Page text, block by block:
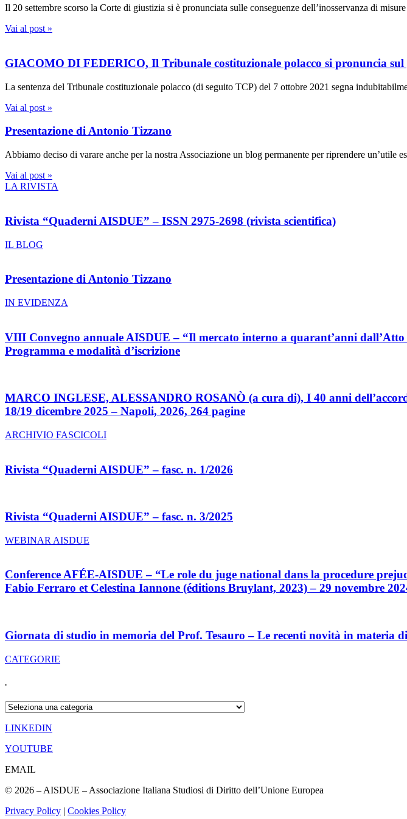
Il 20 settembre scorso la Corte di giustizia si è pronunciata sulle conseguenze dell’inosservanza di
Vai al post »
GIACOMO DI FEDERICO, Il Tribunale costituzionale polacco si pronuncia
La sentenza del Tribunale costituzionale polacco (di seguito TCP) del 7 ottobre 2021 segna
Vai al post »
Presentazione di Antonio Tizzano
Abbiamo deciso di varare anche per la nostra Associazione un blog permanente per riprendere un’utile
Vai al post »
LA RIVISTA
Rivista “Quaderni AISDUE” – ISSN 2975-2698 (rivista scientifica)
IL BLOG
Presentazione di Antonio Tizzano
IN EVIDENZA
VIII Convegno annuale AISDUE – “Il mercato interno a quarant’anni
Programma e modalità d’iscrizione
MARCO INGLESE, ALESSANDRO ROSANÒ (a cura di), I 40 anni
18/19 dicembre 2025 – Napoli, 2026, 264 pagine
ARCHIVIO FASCICOLI
Rivista “Quaderni AISDUE” – fasc. n. 1/2026
Rivista “Quaderni AISDUE” – fasc. n. 3/2025
WEBINAR AISDUE
Conference AFÉE-AISDUE – “Le role du juge national dans la procedure
Fabio Ferraro et Celestina Iannone (éditions Bruylant, 2023) – 29 novembre
Giornata di studio in memoria del Prof. Tesauro – Le recenti novità in materia
CATEGORIE
.
LINKEDIN
YOUTUBE
EMAIL
© 2026 – AISDUE – Associazione Italiana Studiosi di Diritto dell’Unione Europea
Privacy Policy | Cookies Policy